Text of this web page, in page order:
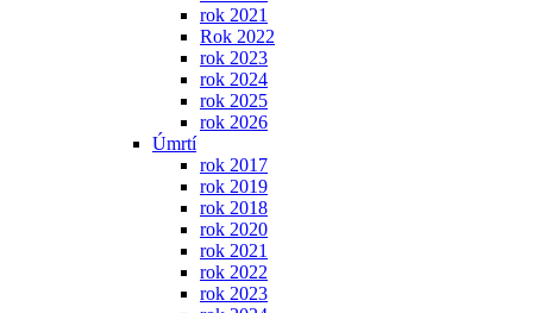
rok 2021
Rok 2022
rok 2023
rok 2024
rok 2025
rok 2026
Úmrtí
rok 2017
rok 2019
rok 2018
rok 2020
rok 2021
rok 2022
rok 2023